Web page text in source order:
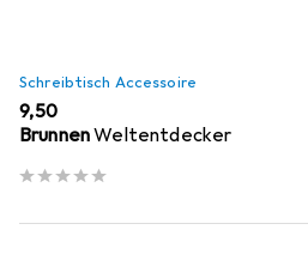
Schreibtisch Accessoire
EUR
9,50
BrunnenWeltentdecker